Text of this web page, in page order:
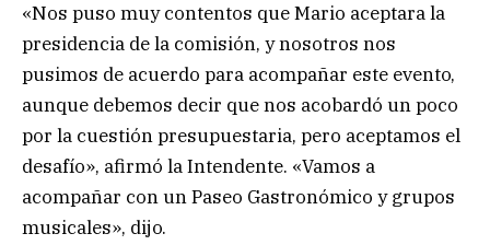
«Nos puso muy contentos que Mario aceptara la
presidencia de la comisión, y nosotros nos
pusimos de acuerdo para acompañar este evento,
aunque debemos decir que nos acobardó un poco
por la cuestión presupuestaria, pero aceptamos el
desafío», afirmó la Intendente. «Vamos a
acompañar con un Paseo Gastronómico y grupos
musicales», dijo.